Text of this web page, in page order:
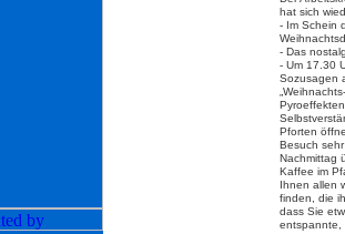
hat sich
- Im Schein
- Das
- Um 17.30
Sozusagen
Pforten
Besuch
Nachmittag
Kaffee im
Ihnen allen
finden, die
dass Sie
entspannte,